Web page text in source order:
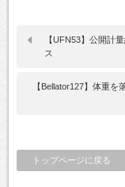
【UFN53】公開計
ス
【Bellator127】体重
トップページに戻る